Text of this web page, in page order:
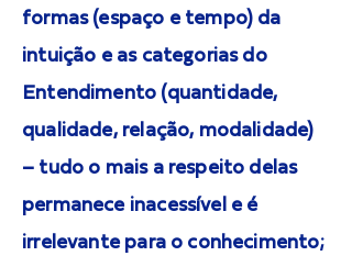
formas (espaço e tempo) da
intuição e as categorias do
Entendimento (quantidade,
qualidade, relação, modalidade)
– tudo o mais a respeito delas
permanece inacessível e é
irrelevante para o conhecimento;